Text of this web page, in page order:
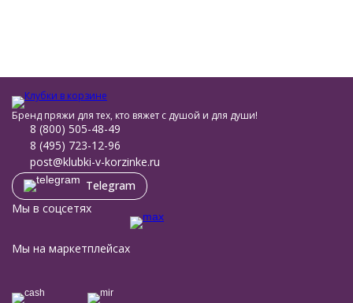
Бренд пряжи для тех, кто вяжет с душой и для души!
8 (800) 505-48-49
8 (495) 723-12-96
post@klubki-v-korzinke.ru
Telegram
Мы в соцсетях
Мы на маркетплейсах